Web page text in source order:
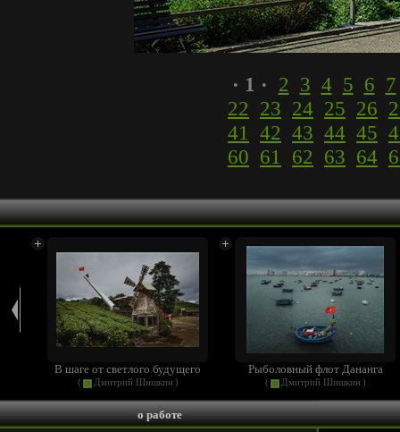
· 1 · 2 3 4 5 6 7
22 23 24 25 26
41
42 43 44 45
60 61 62 63 64
В шаге от светлого будущего
( Дмитрий Шишкин )
Рыболовный флот Дананга
( Дмитрий Шишкин )
о работе